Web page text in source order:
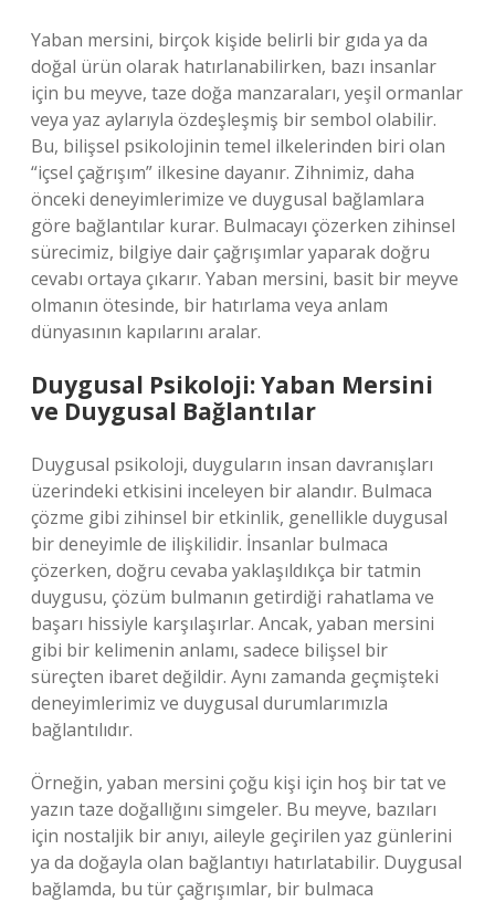
Yaban mersini, birçok kişide belirli bir gıda ya da
doğal ürün olarak hatırlanabilirken, bazı insanlar
için bu meyve, taze doğa manzaraları, yeşil ormanlar
veya yaz aylarıyla özdeşleşmiş bir sembol olabilir.
Bu, bilişsel psikolojinin temel ilkelerinden biri olan
“içsel çağrışım” ilkesine dayanır. Zihnimiz, daha
önceki deneyimlerimize ve duygusal bağlamlara
göre bağlantılar kurar. Bulmacayı çözerken zihinsel
sürecimiz, bilgiye dair çağrışımlar yaparak doğru
cevabı ortaya çıkarır. Yaban mersini, basit bir meyve
olmanın ötesinde, bir hatırlama veya anlam
dünyasının kapılarını aralar.
Duygusal Psikoloji: Yaban Mersini
ve Duygusal Bağlantılar
Duygusal psikoloji, duyguların insan davranışları
üzerindeki etkisini inceleyen bir alandır. Bulmaca
çözme gibi zihinsel bir etkinlik, genellikle duygusal
bir deneyimle de ilişkilidir. İnsanlar bulmaca
çözerken, doğru cevaba yaklaşıldıkça bir tatmin
duygusu, çözüm bulmanın getirdiği rahatlama ve
başarı hissiyle karşılaşırlar. Ancak, yaban mersini
gibi bir kelimenin anlamı, sadece bilişsel bir
süreçten ibaret değildir. Aynı zamanda geçmişteki
deneyimlerimiz ve duygusal durumlarımızla
bağlantılıdır.
Örneğin, yaban mersini çoğu kişi için hoş bir tat ve
yazın taze doğallığını simgeler. Bu meyve, bazıları
için nostaljik bir anıyı, aileyle geçirilen yaz günlerini
ya da doğayla olan bağlantıyı hatırlatabilir. Duygusal
bağlamda, bu tür çağrışımlar, bir bulmaca